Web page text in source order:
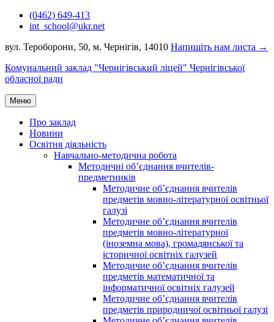
Перейти(0462) 649-413
int_school@ukr.net
вул. Тероборони, 50, м. Чернігів, 14010 Напишіть нам листа →
Комунальний заклад "Чернігівський ліцей" Чернігівської
обласної ради
Меню
Про заклад
Новини
Освітня діяльність
Навчально-методична робота
Методичні об’єднання вчителів-
предметників
Методичне об’єднання вчителів
предметів мовно-літературної освітньої
галузі
Методичне об’єднання вчителів
предметів мовно-літературної
(іноземна мова), громадянської та
історичної освітніх галузей
Методичне об’єднання вчителів
предметів математичної та
інформатичної освітніх галузей
Методичне об’єднання вчителів
предметів природничої освітньої галузі